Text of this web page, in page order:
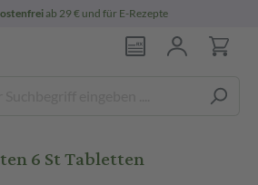
ab 29 € und für E-Rezepte
6 St Tabletten